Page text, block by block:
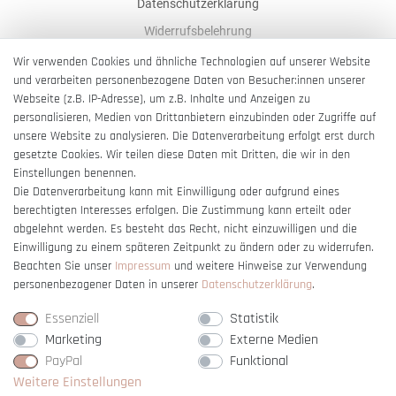
Datenschutzerklärung
Widerrufsbelehrung
AGB
Impressum
Barrierefreiheitserklärung
Vertrag widerrufen
Wir verwenden Cookies und ähnliche Technologien auf unserer Website
und verarbeiten personenbezogene Daten von Besucher:innen unserer
Webseite (z.B. IP-Adresse), um z.B. Inhalte und Anzeigen zu
personalisieren, Medien von Drittanbietern einzubinden oder Zugriffe auf
unsere Website zu analysieren. Die Datenverarbeitung erfolgt erst durch
gesetzte Cookies. Wir teilen diese Daten mit Dritten, die wir in den
Einstellungen benennen.
Die Datenverarbeitung kann mit Einwilligung oder aufgrund eines
berechtigten Interesses erfolgen. Die Zustimmung kann erteilt oder
abgelehnt werden. Es besteht das Recht, nicht einzuwilligen und die
Einwilligung zu einem späteren Zeitpunkt zu ändern oder zu widerrufen.
Beachten Sie unser Impressum und weitere Hinweise zur Verwendung
personenbezogener Daten in unserer Daten­schutz­erklärung.
Essenziell
Statistik
Marketing
Externe Medien
PayPal
Funktional
Weitere Einstellungen